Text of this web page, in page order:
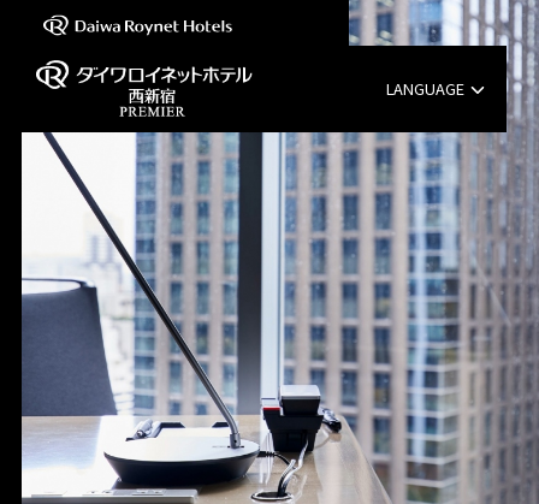
LANGUAGE
English
中文（簡体字）
中文（繁体字）
한국어
ROOM